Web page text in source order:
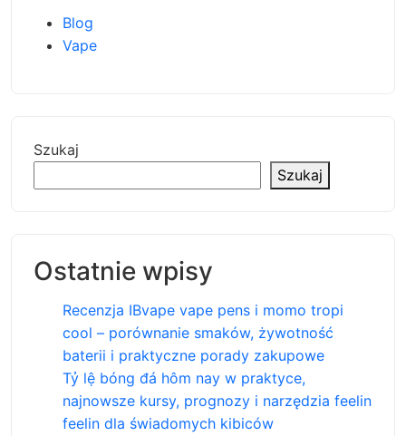
Blog
Vape
Szukaj
Szukaj
Ostatnie wpisy
Recenzja IBvape vape pens i momo tropi
cool – porównanie smaków, żywotność
baterii i praktyczne porady zakupowe
Tỷ lệ bóng đá hôm nay w praktyce,
najnowsze kursy, prognozy i narzędzia feelin
feelin dla świadomych kibiców